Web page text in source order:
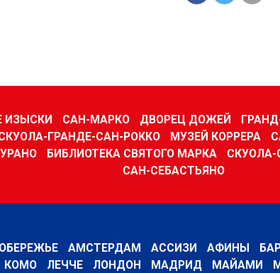
ИЗЫСКИ САН-МАРКО ДВОРЕЦ ДОЖЕЙ
ГРАНДЕ-САН-РОККО МУЗЕЙ КОРРЕРА
БИБЛИОТЕКА СВЯТОГО МАРКА
САН-СЕБАСТЬЯНО
АМСТЕРДАМ АССИЗИ АФИНЫ
КОМО ЛЕЧЧЕ ЛОНДОН МАДРИД МАЙАМИ